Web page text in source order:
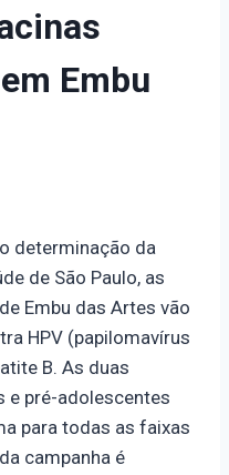
Embu
determinação da
de São Paulo, as
Embu das Artes vão
HPV (papilomavírus
B. As duas
e pré-adolescentes
para todas as faixas
campanha é